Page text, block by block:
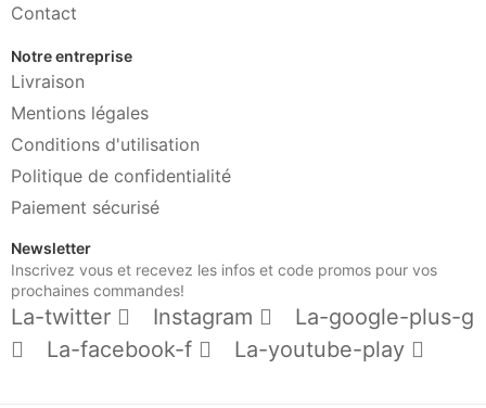
Contact
Notre entreprise
Livraison
Mentions légales
Conditions d'utilisation
Politique de confidentialité
Paiement sécurisé
Newsletter
Inscrivez vous et recevez les infos et code promos pour vos
prochaines commandes!
La-twitter Instagram
La-google-plus-g
La-facebook-f
La-youtube-play